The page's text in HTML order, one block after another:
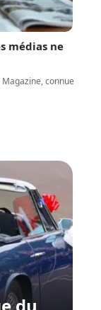
médias ne
connue
du